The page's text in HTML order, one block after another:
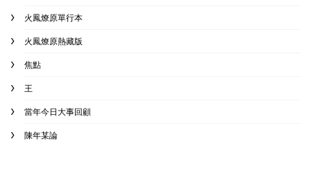
火鳳燎原單行本
火鳳燎原熱藏版
焦點
王
當年今日大事回顧
陳年某論